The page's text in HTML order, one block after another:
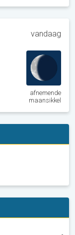
vandaag
afnemende
maansikkel